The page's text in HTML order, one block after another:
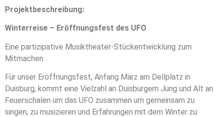
Projektbeschreibung:
Winterreise – Eröffnungsfest des UFO
Eine partizipative Musiktheater-Stückentwicklung zum
Mitmachen
Für unser Eröffnungsfest, Anfang März am Dellplatz in
Duisburg, kommt eine Vielzahl an Duisburgern Jung und Alt an
Feuerschalen um das UFO zusammen um gemeinsam zu
singen, zu musizieren und Erfahrungen mit dem Winter zu